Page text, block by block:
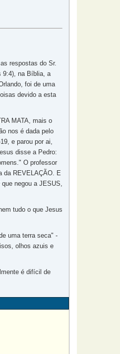
respostas do Sr.
9:4), na Bíblia, a
foi de uma
devido a esta
MATA, mais o
nos é dada pelo
e parou por ai,
disse a Pedro:
O professor
da REVELAÇÃO. E
negou a JESUS,
tudo o que Jesus
uma terra seca" -
olhos azuis e
é difícil de